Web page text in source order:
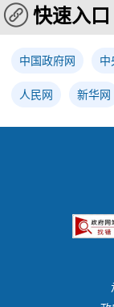
快速入口
中国政府网 中
人民网 新华网